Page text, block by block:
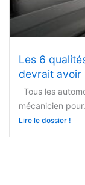
Les 6
devrait avoir
Tous les
mécanicien
Lire le dossier !